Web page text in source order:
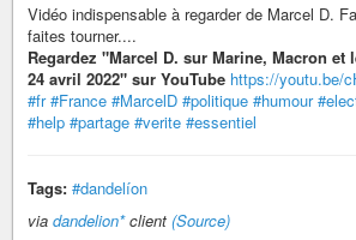
Vidéo indispensable à regarder de Marcel D.
faites tourner....
Regardez "Marcel D. sur Marine, Macron et
24 avril 2022" sur YouTube https://youtu.be/
#fr #France #MarcelD #politique #humour
#help #partage #verite #essentiel
Tags: #dandelíon
via dandelion*client (Source)